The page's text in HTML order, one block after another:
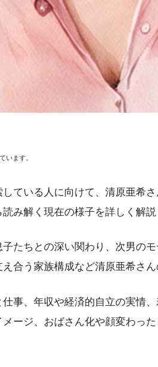
います。
ている人に向けて、清原亜希
み解く現在の様子を詳しく解説
たちとの深い関わり、次男の
合う家族構成など清原亜希さん
事、年収や経済的自立の実情
ージ、おばさん化や顔変わっ